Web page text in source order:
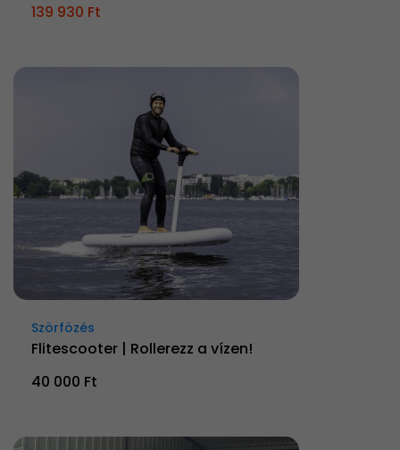
139 930 Ft
Szörfözés
Flitescooter | Rollerezz a vízen!
40 000 Ft